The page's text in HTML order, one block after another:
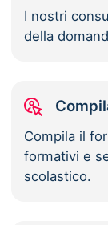
I nostri
della
Compila il
formativi e
scolastico.